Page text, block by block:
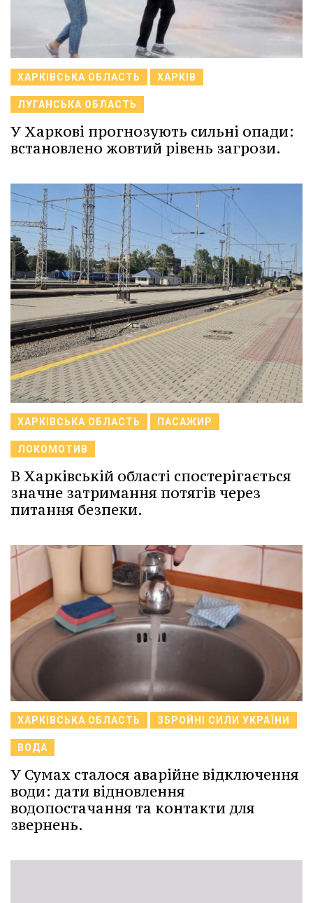
ХАРКІВСЬКА ОБЛАСТЬ ХАРКІВ
ЛУГАНСЬКА ОБЛАСТЬ
У Харкові прогнозують сильні опади:
встановлено жовтий рівень загрози.
ХАРКІВСЬКА ОБЛАСТЬ ПАСАЖИР
ЛОКОМОТИВ
В Харківській області спостерігається
значне затримання потягів через
питання безпеки.
ХАРКІВСЬКА ОБЛАСТЬ ЗБРОЙНІ СИЛИ УКРАЇНИ
ВОДА
У Сумах сталося аварійне відключення
води: дати відновлення
водопостачання та контакти для
звернень.